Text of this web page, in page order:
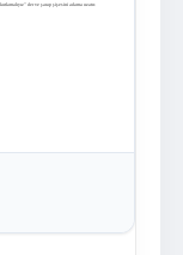
der ve şarap şişesini adama uzatır.